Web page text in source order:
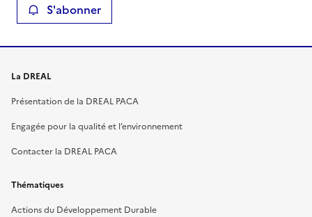
S'abonner
La DREAL
Présentation de la DREAL PACA
Engagée pour la qualité et l’environnement
Contacter la DREAL PACA
Thématiques
Actions du Développement Durable